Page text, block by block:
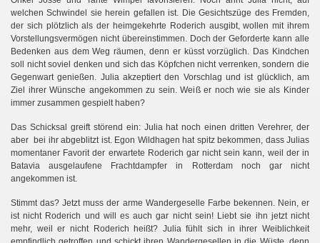
welchen Schwindel sie herein gefallen ist. Die Gesichtszüge des Fremden,
der sich plötzlich als der heimgekehrte Roderich ausgibt, wollen mit ihrem
Vorstellungsvermögen nicht übereinstimmen. Doch der Geforderte kann alle
Bedenken aus dem Weg räumen, denn er küsst vorzüglich. Das Kindchen
soll nicht soviel denken und sich das Köpfchen nicht verrenken, sondern die
Gegenwart genießen. Julia akzeptiert den Vorschlag und ist glücklich, am
Ziel ihrer Wünsche angekommen zu sein. Weiß er noch wie sie als Kinder
immer zusammen gespielt haben?
Das Schicksal greift störend ein: Julia hat noch einen dritten Verehrer, der
aber bei ihr abgeblitzt ist. Egon Wildhagen hat spitz bekommen, dass Julias
momentaner Favorit der erwartete Roderich gar nicht sein kann, weil der in
Batavia ausgelaufene Frachtdampfer in Rotterdam noch gar nicht
angekommen ist.
Stimmt das? Jetzt muss der arme Wandergeselle Farbe bekennen. Nein, er
ist nicht Roderich und will es auch gar nicht sein! Liebt sie ihn jetzt nicht
mehr, weil er nicht Roderich heißt? Julia fühlt sich in ihrer Weiblichkeit